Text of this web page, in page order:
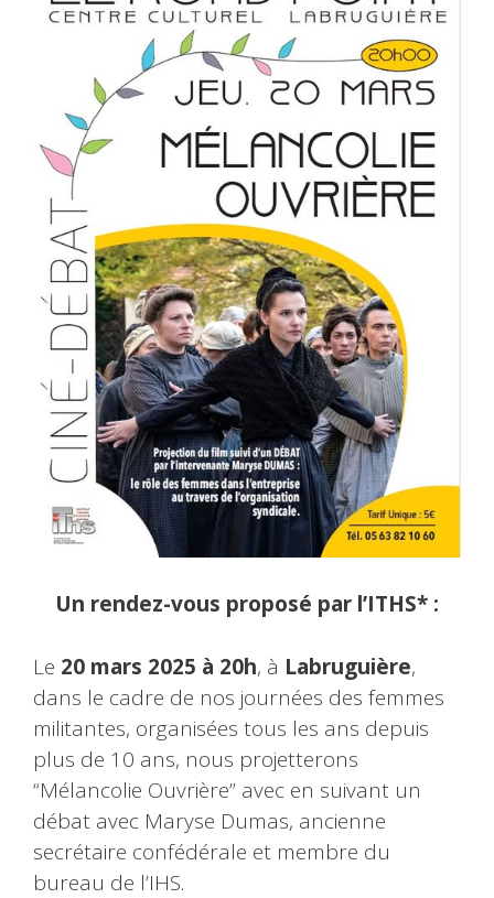
Un rendez-vous proposé par l’ITHS* :
Le 20 mars 2025 à 20h, à Labruguière,
dans le cadre de nos journées des femmes
militantes, organisées tous les ans depuis
plus de 10 ans, nous projetterons
“Mélancolie Ouvrière” avec en suivant un
débat avec Maryse Dumas, ancienne
secrétaire confédérale et membre du
bureau de l’IHS.